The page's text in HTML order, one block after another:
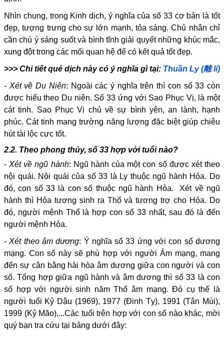
Nhìn chung, trong Kinh dịch, ý nghĩa của số 33 cơ bản là tốt
đẹp, tượng trưng cho sự lớn mạnh, tỏa sáng. Chủ nhân chỉ
cần chú ý sáng suốt và bình tĩnh giải quyết những khúc mắc,
xung đột trong các mối quan hệ để có kết quả tốt đẹp.
>>> Chi tiết quẻ dịch này có ý nghĩa gì tại: Thuần Ly (離 lí)
- Xét về Du Niên: Ngoài các ý nghĩa trên thì con số 33 còn
được hiểu theo Du niên. Số 33 ứng với Sao Phục Vị, là một
cát tinh. Sao Phục Vị chủ về sự bình yên, an lành, hạnh
phúc. Cát tinh mang trường năng lượng đặc biệt giúp chiêu
hút tài lộc cực tốt.
2.2. Theo phong thủy, số 33 hợp với tuổi nào?
-Xét về ngũ hành: Ngũ hành của một con số được xét theo
nội quái. Nội quái của số 33 là Ly thuộc ngũ hành Hỏa. Do
đó, con số 33 là con số thuộc ngũ hành Hỏa. Xét về ngũ
hành thì Hỏa tương sinh ra Thổ và tương trợ cho Hỏa. Do
đó, người mệnh Thổ là hợp con số 33 nhất, sau đó là đến
người mệnh Hỏa.
-Xét theo âm dương: Ý nghĩa số 33 ứng với con số dương
mạng. Con số này sẽ phù hợp với người Âm mạng, mang
đến sự cân bằng hài hòa âm dương giữa con người và con
số. Tổng hợp giữa ngũ hành và âm dương thì số 33 là con
số hợp với người sinh năm Thổ âm mạng. Đó cụ thể là
người tuổi Kỷ Dậu (1969), 1977 (Đinh Tỵ), 1991 (Tân Mùi),
1999 (Kỷ Mão),...Các tuổi trên hợp với con số nào khác, mời
quý bạn tra cứu tại bảng dưới đây: